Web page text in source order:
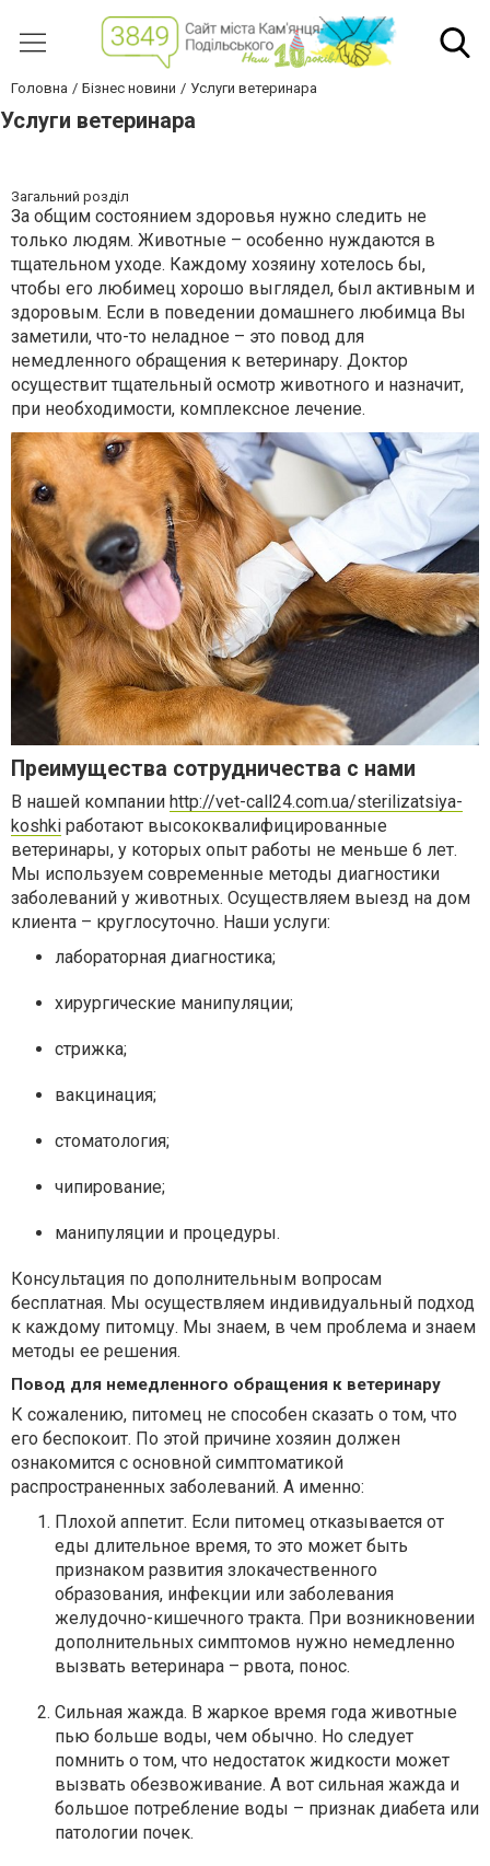
Головна Бізнес новини Услуги ветеринара
Услуги ветеринара
Загальний розділ
За общим состоянием здоровья нужно следить не
только людям. Животные – особенно нуждаются в
тщательном уходе. Каждому хозяину хотелось бы,
чтобы его любимец хорошо выглядел, был активным и
здоровым. Если в поведении домашнего любимца Вы
заметили, что-то неладное – это повод для
немедленного обращения к ветеринару. Доктор
осуществит тщательный осмотр животного и назначит,
при необходимости, комплексное лечение.
Преимущества сотрудничества с нами
В нашей компании http://vet-call24.com.ua/sterilizatsiya-
koshki работают высококвалифицированные
ветеринары, у которых опыт работы не меньше 6 лет.
Мы используем современные методы диагностики
заболеваний у животных. Осуществляем выезд на дом
клиента – круглосуточно. Наши услуги:
лабораторная диагностика;
хирургические манипуляции;
стрижка;
вакцинация;
стоматология;
чипирование;
манипуляции и процедуры.
Консультация по дополнительным вопросам
бесплатная. Мы осуществляем индивидуальный подход
к каждому питомцу. Мы знаем, в чем проблема и знаем
методы ее решения.
Повод для немедленного обращения к ветеринару
К сожалению, питомец не способен сказать о том, что
его беспокоит. По этой причине хозяин должен
ознакомится с основной симптоматикой
распространенных заболеваний. А именно:
Плохой аппетит. Если питомец отказывается от
еды длительное время, то это может быть
признаком развития злокачественного
образования, инфекции или заболевания
желудочно-кишечного тракта. При возникновении
дополнительных симптомов нужно немедленно
вызвать ветеринара – рвота, понос.
Сильная жажда. В жаркое время года животные
пью больше воды, чем обычно. Но следует
помнить о том, что недостаток жидкости может
вызвать обезвоживание. А вот сильная жажда и
большое потребление воды – признак диабета или
патологии почек.